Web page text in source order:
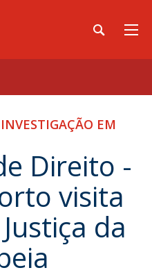
EM
Direito -
visita
da